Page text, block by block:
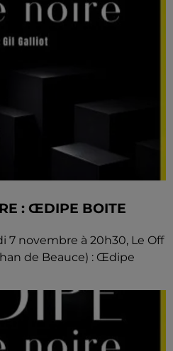
: ŒDIPE BOITE
7 novembre à 20h30, Le Off
de Beauce) : Œdipe